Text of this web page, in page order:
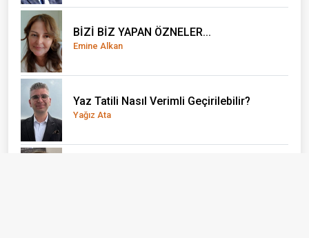
BİZİ BİZ YAPAN ÖZNELER...
Emine Alkan
Yaz Tatili Nasıl Verimli Geçirilebilir?
Yağız Ata